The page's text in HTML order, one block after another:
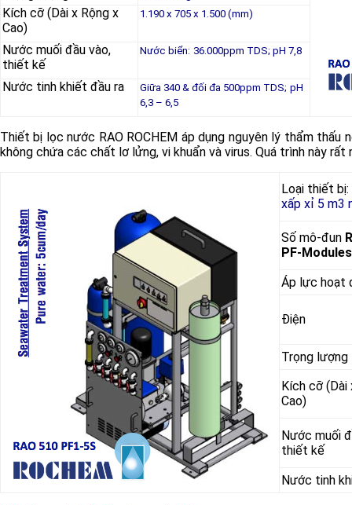
Kích cỡ (Dài x Rộng x
Cao)
1.190 x 705 x 1.500 (mm)
Nước muối đầu vào,
thiết kế
Nước biển: 36.000ppm TDS; pH 7,8
Nước tinh khiết đầu ra Giữa 340 & đối đa 500ppm TDS; pH
6,3 – 6,5
Thiết bị lọc nước RAO ROCHEM áp dụng nguyên lý thẩm
không chứa các chất lơ lửng, vi khuẩn và virus. Quá trình này
Loại thiết bị:
xấp xỉ 5 m3
Số mô-đun
PF-Modules
Áp lực hoạt
Điện
Trọng lượng
Kích cỡ (Dài
Cao)
Nước
thiết kế
Nước tinh